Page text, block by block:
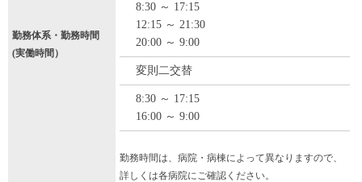
勤務体系・勤務時間
(実働時間）
8:30 ～ 17:15
12:15 ～ 21:30
20:00 ～ 9:00
変則二交替
8:30 ～ 17:15
16:00 ～ 9:00
勤務時間は、病院・病棟によって異なりますので、
詳しくは各病院にご確認ください。